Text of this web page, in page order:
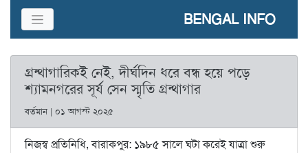
BENGAL INFO
গ্রন্থাগারিকই নেই, দীর্ঘদিন ধরে বন্ধ হয়ে পড়ে
শ্যামনগরের সূর্য সেন স্মৃতি গ্রন্থাগার
বর্তমান | ০১ আগস্ট ২০২৫
নিজস্ব প্রতিনিধি, বারাকপুর: ১৯৮৫ সালে ঘটা করেই যাত্রা শুরু